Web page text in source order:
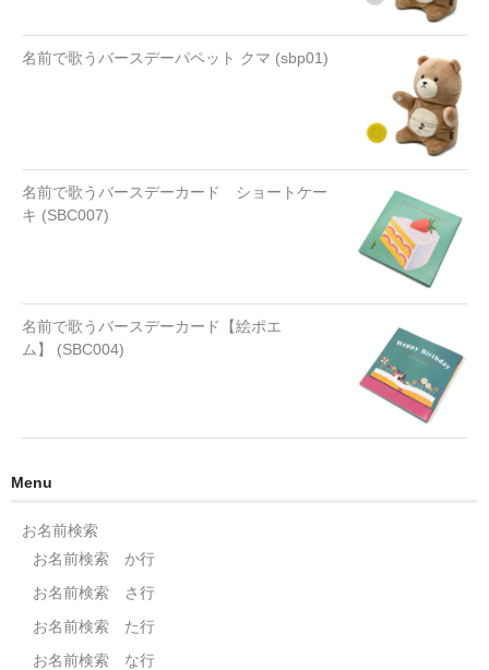
名前で歌うバースデーパペット クマ (sbp01)
名前で歌うバースデーカード ショートケー
キ (SBC007)
名前で歌うバースデーカード【絵ポエ
ム】 (SBC004)
Menu
お名前検索
お名前検索 か行
お名前検索 さ行
お名前検索 た行
お名前検索 な行